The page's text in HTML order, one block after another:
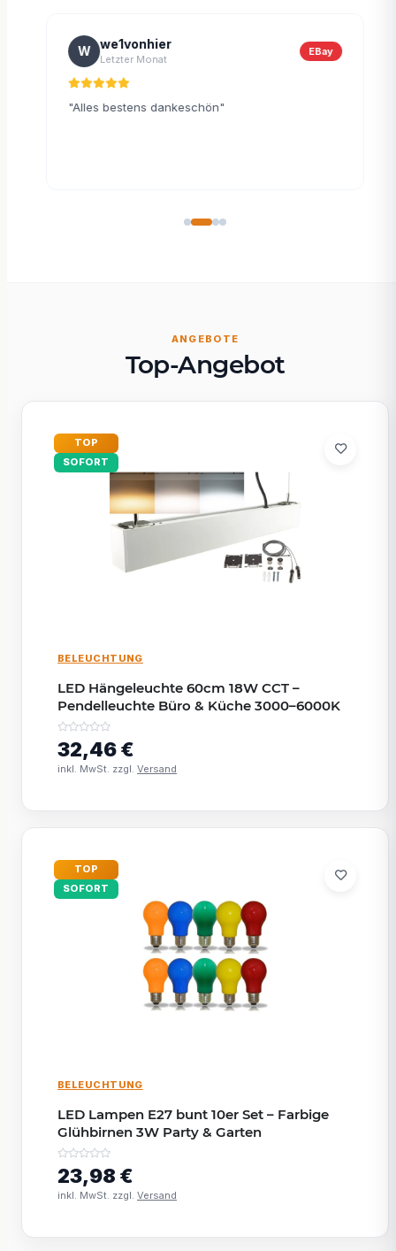
W we1vonhier
Letzter Monat
EBay
"Alles bestens dankeschön"
ANGEBOTE
Top-Angebot
TOP
SOFORT
BELEUCHTUNG
LED Hängeleuchte 60cm 18W CCT –
Pendelleuchte Büro & Küche 3000–6000K
32,46 €
inkl. MwSt. zzgl. Versand
TOP
SOFORT
BELEUCHTUNG
LED Lampen E27 bunt 10er Set – Farbige
Glühbirnen 3W Party & Garten
23,98 €
inkl. MwSt. zzgl. Versand